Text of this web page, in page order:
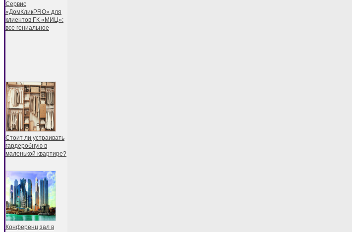
Сервис
«ДомКликPRO» для
клиентов ГК «МИЦ»:
все гениальное
Стоит ли устраивать
гардеробную в
маленькой квартире?
Конференц зал в